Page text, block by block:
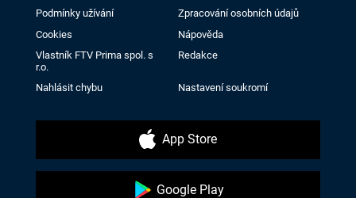
Podmínky užívání
Zpracování osobních údajů
Cookies
Nápověda
Vlastník FTV Prima spol. s
r.o.
Redakce
Nahlásit chybu Nastavení soukromí
App Store
Google Play